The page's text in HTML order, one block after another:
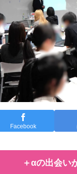
Facebook
＋αの出会い